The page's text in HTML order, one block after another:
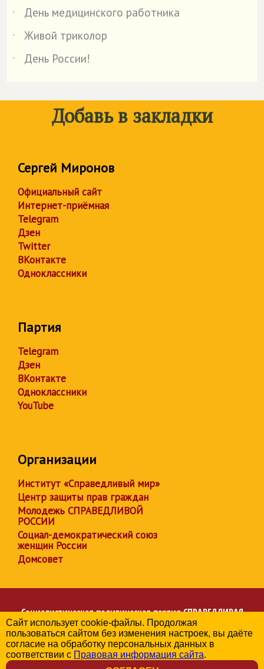
˙
День медицинского работника
˙
Живой триколор
˙
День России!
Добавь в закладки
Сергей Миронов
Официальный сайт
Интернет-приёмная
Telegram
Дзен
Twitter
ВКонтакте
Одноклассники
Партия
Telegram
Дзен
ВКонтакте
Одноклассники
YouTube
Организации
Институт «Справедливый мир»
Центр защиты прав граждан
Молодежь СПРАВЕДЛИВОЙ
РОССИИ
Социал-демократический союз
женщин России
Домсовет
Социалистическая политическая партияСПРАВЕДЛИВАЯ
РОССИЯ
Региональное отделение партии в Республике Адыгея
© 2006-2026
Политика в отношении обработки персональных данных
Сайт использует cookie-файлы. Продолжая
пользоваться сайтом без изменения настроек, вы даёте
согласие на обработку персональных данных в
соответствии с Правовая информация сайта.